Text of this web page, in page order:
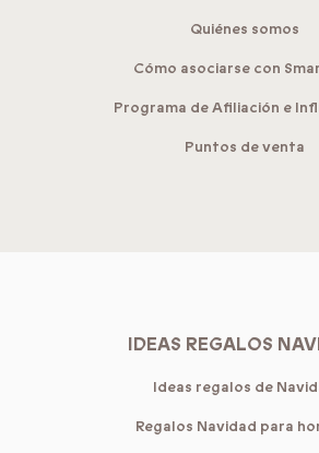
Quiénes somos
Cómo asociarse con
Programa de Afiliación e
Puntos de venta
IDEAS REGALOS
Ideas regalos de
Regalos Navidad para